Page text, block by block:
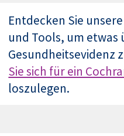
Entdecken Sie
und Tools, um etwas
Gesundheitsevidenz
Sie sich für ein
loszulegen.